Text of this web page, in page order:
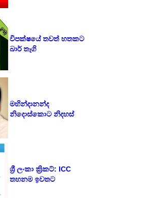
විපක්ෂයේ තවත් හතකට
බාර් තෑගි
මහින්දානන්ද
නිදොස්කොට නිදහස්
ශ්‍රී ලංකා ක්‍රිකට්: ICC
තහනම ඉවතට